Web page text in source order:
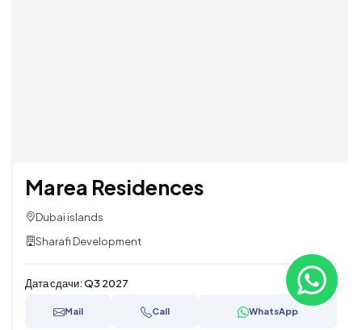
Marea Residences
Dubai islands
Sharafi Development
Дата сдачи:Q3 2027
Mail Call WhatsApp